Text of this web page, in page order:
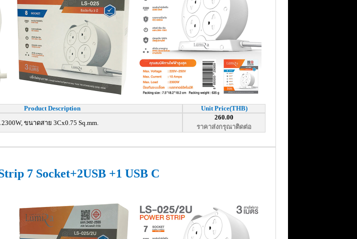
Product Description
Unit Price(THB)
ขนาดสาย 3Cx0.75 Sq.mm.
260.00
ราคาส่งกรุณาติดต่อ
7 Socket+2USB +1 USB C